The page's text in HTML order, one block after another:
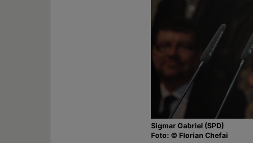
Sigmar Gabriel (SPD)
Foto: © Florian Chefai